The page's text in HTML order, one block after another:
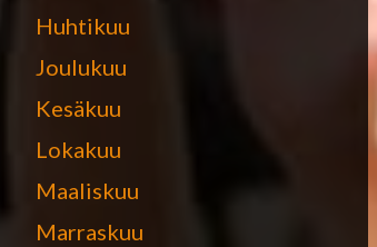
Huhtikuu
Joulukuu
Kesäkuu
Lokakuu
Maaliskuu
Marraskuu